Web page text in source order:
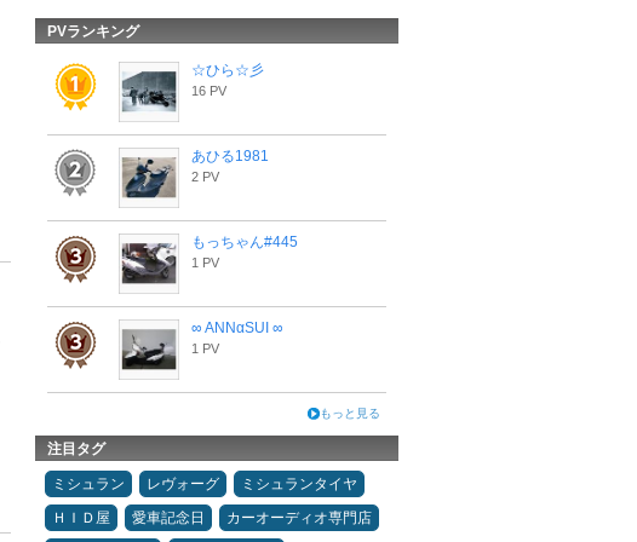
PVランキング
☆ひら☆彡
16 PV
あひる1981
2 PV
もっちゃん#445
1 PV
∞ ANNαSUI ∞
1 PV
もっと見る
注目タグ
ミシュラン レヴォーグ
ミシュランタイヤ
ＨＩＤ屋
愛車記念日
カーオーディオ専門店